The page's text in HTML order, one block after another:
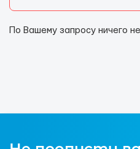
По Вашему запросу ничего